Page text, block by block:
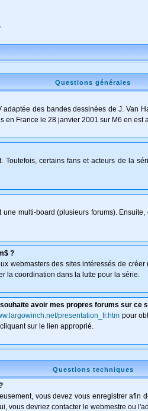
Questions générales
des bandes dessinées de J. Van
en France le 28 janvier 2001 sur M6 en est
Toutefois, certains fans et acteurs de la
une multi-board (plusieurs forums).
?
webmasters des sites intéressés de
la coordination dans la lutte pour la série.
avoir mes propres forums sur ce
presentation_fr.htmpour
sur le lien approprié.
Questions techniques
vous devez vous enregistrer afin
vous devriez contacter le webmestre ou